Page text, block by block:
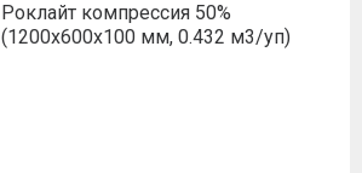
Роклайт компрессия 50%
(1200х600х100 мм, 0.432 м3/уп)